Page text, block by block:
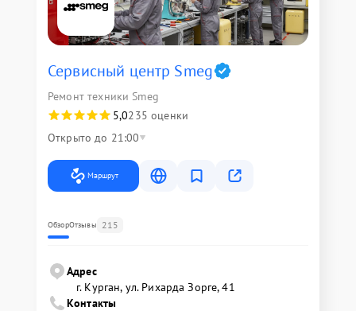
Сервисный центр Smeg
Ремонт техники Smeg
5,0235 оценки
Открыто до 21:00
Маршрут
ОбзорОтзывы 215
Адрес
г. Курган, ул. Рихарда Зорге, 41
Контакты